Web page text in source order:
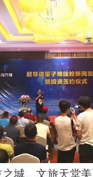
城、文旅天堂